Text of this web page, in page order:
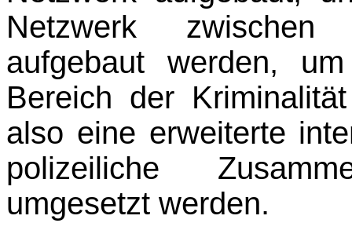
Netzwerk zwischen
aufgebaut werden,
Bereich der
also eine erweiterte
polizeiliche
umgesetzt werden.